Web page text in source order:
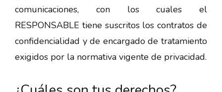
comunicaciones, con los cuales el
RESPONSABLE tiene suscritos los contratos de
confidencialidad y de encargado de tratamiento
exigidos por la normativa vigente de privacidad.